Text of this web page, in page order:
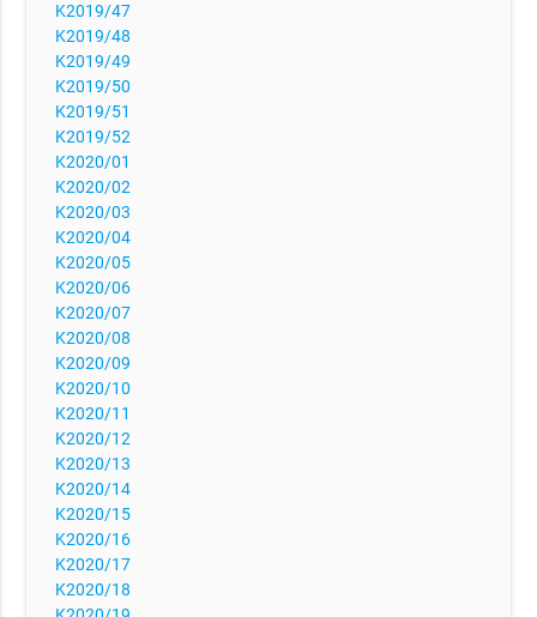
K2019/47
K2019/48
K2019/49
K2019/50
K2019/51
K2019/52
K2020/01
K2020/02
K2020/03
K2020/04
K2020/05
K2020/06
K2020/07
K2020/08
K2020/09
K2020/10
K2020/11
K2020/12
K2020/13
K2020/14
K2020/15
K2020/16
K2020/17
K2020/18